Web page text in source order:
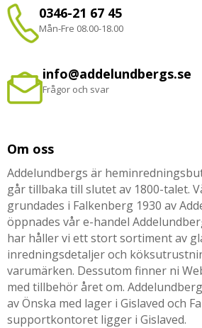
0346-21 67 45
Mån-Fre 08.00-18.00
info@addelundbergs.se
Frågor och svar
Om oss
Addelundbergs är
går tillbaka till slutet av 1800-talet.
grundades i Falkenberg 1930 av
öppnades vår e-handel
har håller vi ett stort sortiment av
inredningsdetaljer och
varumärken. Dessutom finner ni
med tillbehör året om.
av Önska med lager i Gislaved och
supportkontoret ligger i Gislaved.